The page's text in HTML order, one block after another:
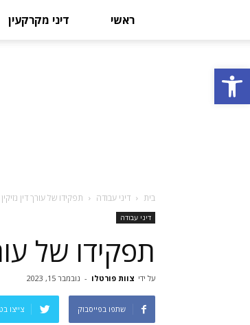
פתח סרגל נגישות
ראשי דיני מקרקעין
בית דיני עבודה תפקידו של עורך דין נזיקין
דיני עבודה
תפקידו של
על ידי צוות פורטלו - נובמבר 15, 2023
שתפו בפייסבוק צייצו